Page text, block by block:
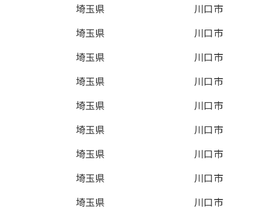
埼玉県 川口市
埼玉県 川口市
埼玉県 川口市
埼玉県 川口市
埼玉県 川口市
埼玉県 川口市
埼玉県 川口市
埼玉県 川口市
埼玉県 川口市